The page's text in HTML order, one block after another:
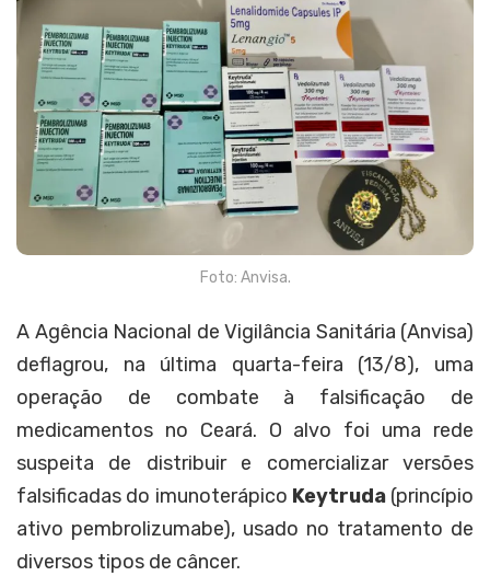
Foto: Anvisa.
A Agência Nacional de Vigilância Sanitária (Anvisa)
deflagrou, na última quarta-feira (13/8), uma
operação de combate à falsificação de
medicamentos no Ceará. O alvo foi uma rede
suspeita de distribuir e comercializar versões
falsificadas do imunoterápico Keytruda(princípio
ativo pembrolizumabe), usado no tratamento de
diversos tipos de câncer.